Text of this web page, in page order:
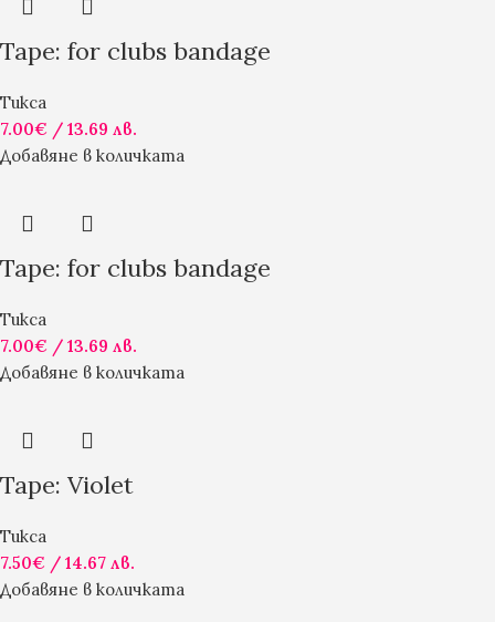
Tape: for clubs bandage
Тикса
7.00€ / 13.69 лв.
Добавяне в количката
Tape: for clubs bandage
Тикса
7.00€ / 13.69 лв.
Добавяне в количката
Tape: Violet
Тикса
7.50€ / 14.67 лв.
Добавяне в количката